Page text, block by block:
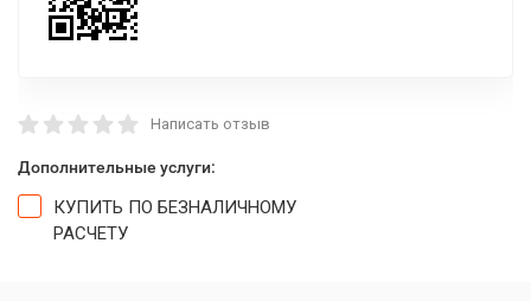
Написать отзыв
Дополнительные услуги:
КУПИТЬ ПО БЕЗНАЛИЧНОМУ
РАСЧЕТУ